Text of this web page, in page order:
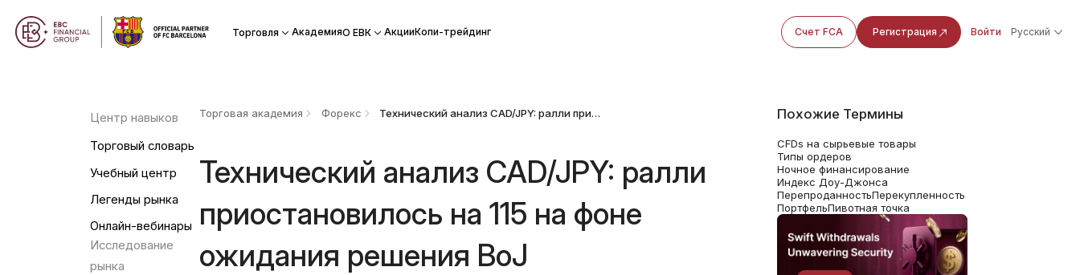
Торговля АкадемияО ЕВК АкцииКопи-трейдинг Счет FCA Регистрация Войти Русский
Центр навыков
Торговый словарь
Учебный центр
Легенды рынка
Онлайн-вебинары
Исследование
рынка
Торговая академия Форекс Технический анализ CAD/JPY: ралли приостановилось на 115 на фоне ожидания решения BoJ
Технический анализ CAD/JPY: ралли
приостановилось на 115 на фоне
ожидания решения BoJ
Похожие Термины
CFDs на сырьевые товары
Типы ордеров
Ночное финансирование
Индекс Доу-Джонса
ПерепроданностьПерекупленность
ПортфельПивотная точка